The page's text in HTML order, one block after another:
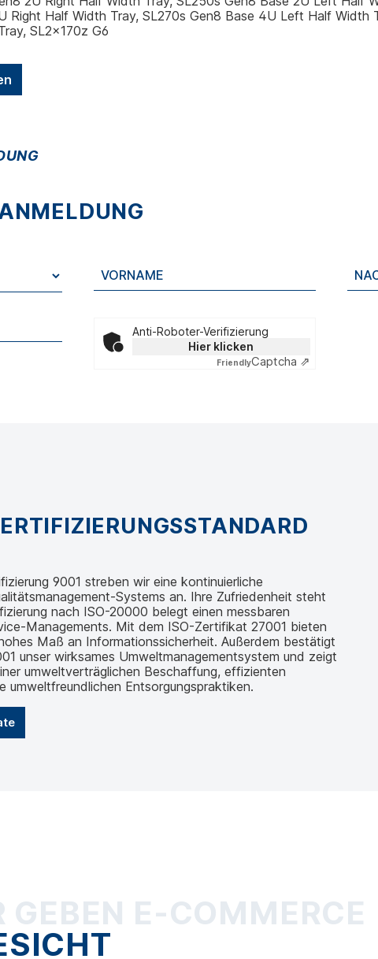
Right Half Width Tray, SL270s Gen8 Base 4U Left Half
SL2x170z G6
Anti-Roboter-Verifizierung
Hier klicken
FriendlyCaptcha ⇗
9001 streben wir eine kontinuierliche
Systems an. Ihre Zufriedenheit steht
nach ISO-20000 belegt einen messbaren
Managements. Mit dem ISO-Zertifikat 27001 bieten
Maß an Informationssicherheit. Außerdem bestätigt
unser wirksames Umweltmanagementsystem und zeigt
umweltverträglichen Beschaffung, effizienten
umweltfreundlichen Entsorgungspraktiken.
GEBEN E-COMMERCE